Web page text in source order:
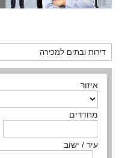
איזור
מחדרים
עיר / ישוב